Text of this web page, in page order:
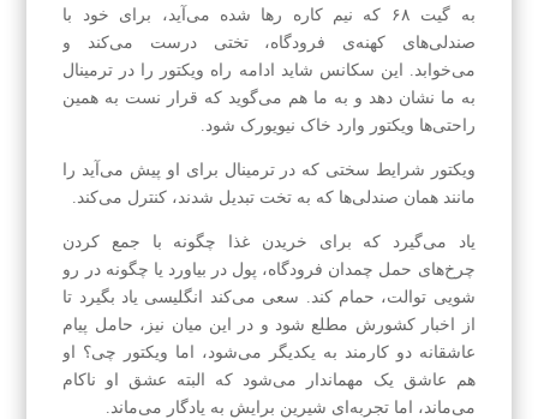
به گیت ۶۸ که نیم کاره رها شده می‌آید، برای خود با
صندلی‌های کهنه‌ی فرودگاه، تختی درست می‌کند و
می‌خوابد. این سکانس شاید ادامه راه ویکتور را در ترمینال
به ما نشان دهد و به ما هم می‌گوید که قرار نست به همین
راحتی‌ها ویکتور وارد خاک نیویورک شود.
ویکتور شرایط سختی که در ترمینال برای او پیش می‌آید را
مانند همان صندلی‌ها که به تخت تبدیل شدند، کنترل می‌کند.
یاد می‌گیرد که برای خریدن غذا چگونه با جمع کردن
چرخ‌های حمل چمدان فرودگاه، پول در بیاورد یا چگونه در رو
شویی توالت، حمام کند. سعی می‌کند انگلیسی یاد بگیرد تا
از اخبار کشورش مطلع شود و در این میان نیز، حامل پیام
عاشقانه دو کارمند به یکدیگر می‌شود، اما ویکتور چی؟ او
هم عاشق یک مهماندار می‌شود که البته عشق او ناکام
می‌ماند، اما تجربه‌ای شیرین برایش به یادگار می‌ماند.